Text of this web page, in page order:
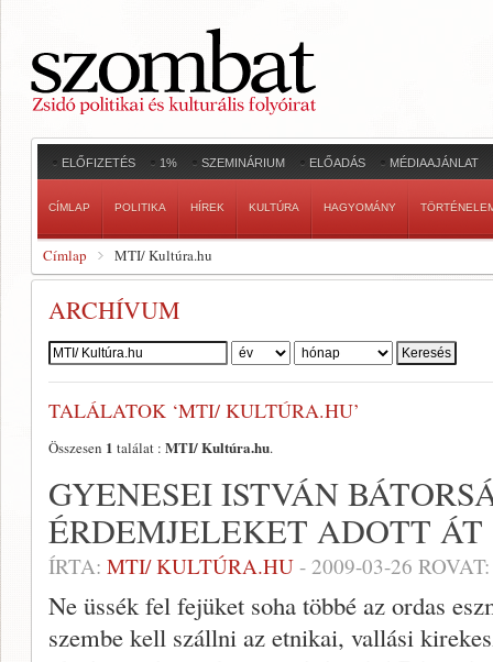
ELŐFIZETÉS 1% SZEMINÁRIUM ELŐADÁS MÉDIAAJÁNLAT
CÍMLAP POLITIKA HÍREK KULTÚRA HAGYOMÁNY
Címlap MTI/ Kultúra.hu
ARCHÍVUM
Szerző:
TALÁLATOK ‘MTI/ KULTÚRA.HU’
Összesen 1 találat : MTI/ Kultúra.hu.
GYENESEI ISTVÁN
ÉRDEMJELEKET ADOTT ÁT
ÍRTA: MTI/ KULTÚRA.HU - 2009-03-26
Ne üssék fel fejüket soha többé az ordas
szembe kell szállni az etnikai, vallási